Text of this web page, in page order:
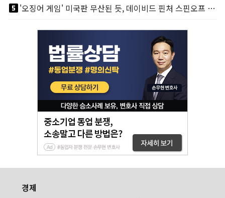
looks_5
'오징어 게임' 미국판 무산된 듯, 데이비드 핀처 스핀오프 철회
경제